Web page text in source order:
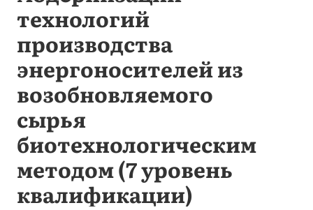
технологий
производства
энергоносителей из
возобновляемого
сырья
биотехнологическим
методом (7 уровень
квалификации)